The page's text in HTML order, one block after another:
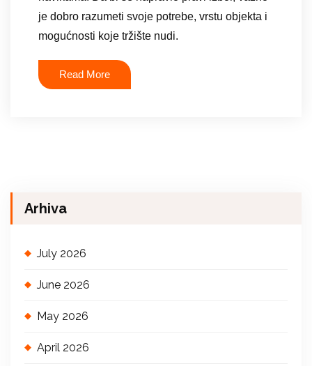
je dobro razumeti svoje potrebe, vrstu objekta i
mogućnosti koje tržište nudi.
Read More
Arhiva
July 2026
June 2026
May 2026
April 2026